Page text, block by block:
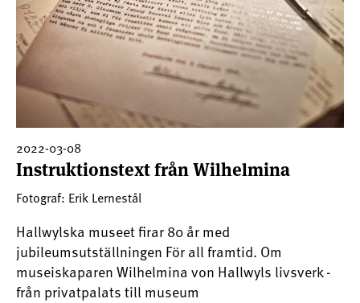
2022-03-08
Instruktionstext från Wilhelmina
Fotograf: Erik Lernestål
Hallwylska museet firar 80 år med
jubileumsutställningen För all framtid. Om
museiskaparen Wilhelmina von Hallwyls livsverk -
från privatpalats till museum